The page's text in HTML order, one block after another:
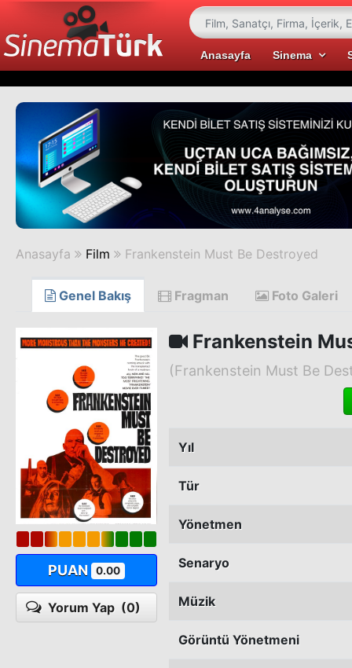
Anasayfa Sinema
Anasayfa Film Frankenstein Must Be Destroyed
Genel Bakış Fragman Foto Galeri
PUAN 0.00
Yorum Yap (0)
Frankenstein
(Frankenstein Must Be
Yıl
Tür
Yönetmen
Senaryo
Müzik
Görüntü Yönetmeni